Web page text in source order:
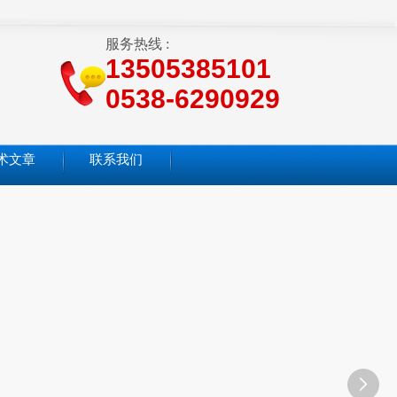
服务热线 :
13505385101
0538-6290929
文章 联系我们
